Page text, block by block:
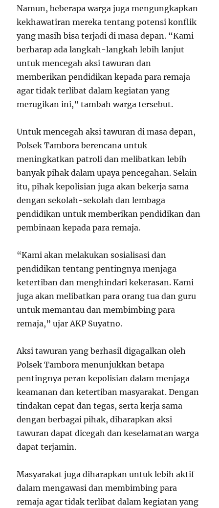
Namun, beberapa warga juga mengungkapkan
kekhawatiran mereka tentang potensi konflik
yang masih bisa terjadi di masa depan. “Kami
berharap ada langkah-langkah lebih lanjut
untuk mencegah aksi tawuran dan
memberikan pendidikan kepada para remaja
agar tidak terlibat dalam kegiatan yang
merugikan ini,” tambah warga tersebut.
Untuk mencegah aksi tawuran di masa depan,
Polsek Tambora berencana untuk
meningkatkan patroli dan melibatkan lebih
banyak pihak dalam upaya pencegahan. Selain
itu, pihak kepolisian juga akan bekerja sama
dengan sekolah-sekolah dan lembaga
pendidikan untuk memberikan pendidikan dan
pembinaan kepada para remaja.
“Kami akan melakukan sosialisasi dan
pendidikan tentang pentingnya menjaga
ketertiban dan menghindari kekerasan. Kami
juga akan melibatkan para orang tua dan guru
untuk memantau dan membimbing para
remaja,” ujar AKP Suyatno.
Aksi tawuran yang berhasil digagalkan oleh
Polsek Tambora menunjukkan betapa
pentingnya peran kepolisian dalam menjaga
keamanan dan ketertiban masyarakat. Dengan
tindakan cepat dan tegas, serta kerja sama
dengan berbagai pihak, diharapkan aksi
tawuran dapat dicegah dan keselamatan warga
dapat terjamin.
Masyarakat juga diharapkan untuk lebih aktif
dalam mengawasi dan membimbing para
remaja agar tidak terlibat dalam kegiatan yang